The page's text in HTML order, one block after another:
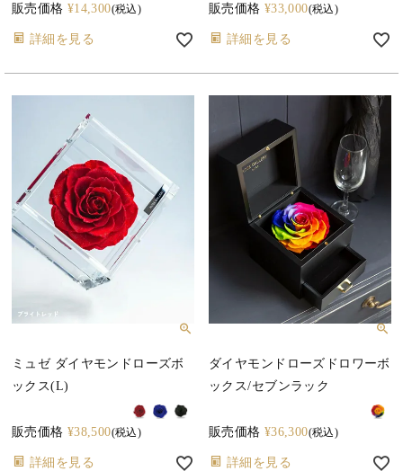
販売価格 ¥14,300 税込
詳細を見る
販売価格 ¥33,000 税込
詳細を見る
ミュゼ ダイヤモンドローズボ
ックス(L)
販売価格 ¥38,500 税込
詳細を見る
ダイヤモンドローズドロワーボ
ックス/セブンラック
販売価格 ¥36,300 税込
詳細を見る